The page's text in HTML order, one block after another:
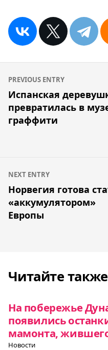
Навигация
по
записям
PREVIOUS ENTRY
Испанская
превратилась в
граффити
NEXT ENTRY
Норвегия готова
«аккумулятором»
Европы
Читайте также
На побережье
появились
мамонта,
Новости